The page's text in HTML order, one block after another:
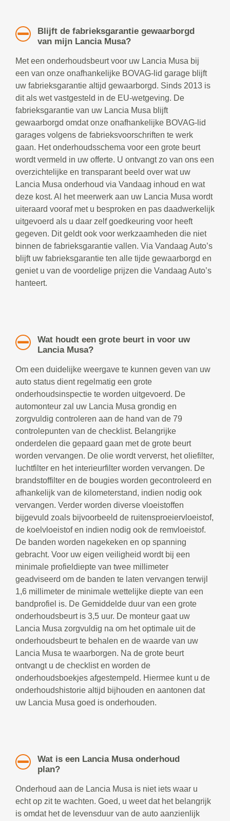
Blijft de fabrieksgarantie gewaarborgd
van mijn Lancia Musa?
Met een onderhoudsbeurt voor uw Lancia Musa bij
een van onze onafhankelijke BOVAG-lid garage blijft
uw fabrieksgarantie altijd gewaarborgd. Sinds 2013 is
dit als wet vastgesteld in de EU-wetgeving. De
fabrieksgarantie van uw Lancia Musa blijft
gewaarborgd omdat onze onafhankelijke BOVAG-lid
garages volgens de fabrieksvoorschriften te werk
gaan. Het onderhoudsschema voor een grote beurt
wordt vermeld in uw offerte. U ontvangt zo van ons een
overzichtelijke en transparant beeld over wat uw
Lancia Musa onderhoud via Vandaag inhoud en wat
deze kost. Al het meerwerk aan uw Lancia Musa wordt
uiteraard vooraf met u besproken en pas daadwerkelijk
uitgevoerd als u daar zelf goedkeuring voor heeft
gegeven. Dit geldt ook voor werkzaamheden die niet
binnen de fabrieksgarantie vallen. Via Vandaag Auto’s
blijft uw fabrieksgarantie ten alle tijde gewaarborgd en
geniet u van de voordelige prijzen die Vandaag Auto’s
hanteert.
Wat houdt een grote beurt in voor uw
Lancia Musa?
Om een duidelijke weergave te kunnen geven van uw
auto status dient regelmatig een grote
onderhoudsinspectie te worden uitgevoerd. De
automonteur zal uw Lancia Musa grondig en
zorgvuldig controleren aan de hand van de 79
controlepunten van de checklist. Belangrijke
onderdelen die gepaard gaan met de grote beurt
worden vervangen. De olie wordt ververst, het oliefilter,
luchtfilter en het interieurfilter worden vervangen. De
brandstoffilter en de bougies worden gecontroleerd en
afhankelijk van de kilometerstand, indien nodig ook
vervangen. Verder worden diverse vloeistoffen
bijgevuld zoals bijvoorbeeld de ruitensproeiervloeistof,
de koelvloeistof en indien nodig ook de remvloeistof.
De banden worden nagekeken en op spanning
gebracht. Voor uw eigen veiligheid wordt bij een
minimale profieldiepte van twee millimeter
geadviseerd om de banden te laten vervangen terwijl
1,6 millimeter de minimale wettelijke diepte van een
bandprofiel is. De Gemiddelde duur van een grote
onderhoudsbeurt is 3,5 uur. De monteur gaat uw
Lancia Musa zorgvuldig na om het optimale uit de
onderhoudsbeurt te behalen en de waarde van uw
Lancia Musa te waarborgen. Na de grote beurt
ontvangt u de checklist en worden de
onderhoudsboekjes afgestempeld. Hiermee kunt u de
onderhoudshistorie altijd bijhouden en aantonen dat
uw Lancia Musa goed is onderhouden.
Wat is een Lancia Musa onderhoud
plan?
Onderhoud aan de Lancia Musa is niet iets waar u
echt op zit te wachten. Goed, u weet dat het belangrijk
is omdat het de levensduur van de auto aanzienlijk